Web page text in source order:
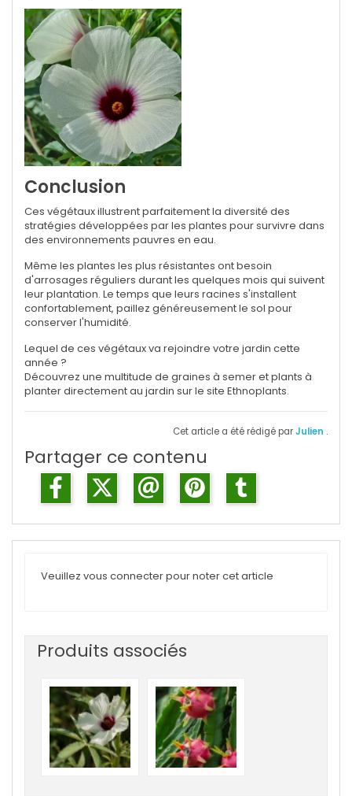
Conclusion
Ces végétaux illustrent parfaitement la diversité des
stratégies développées par les plantes pour survivre dans
des environnements pauvres en eau.
Même les plantes les plus résistantes ont besoin
d'arrosages réguliers durant les quelques mois qui suivent
leur plantation. Le temps que leurs racines s'installent
confortablement, paillez généreusement le sol pour
conserver l'humidité.
Lequel de ces végétaux va rejoindre votre jardin cette
année ?
Découvrez une multitude de graines à semer et plants à
planter directement au jardin sur le site Ethnoplants.
Cet article a été rédigé parJulien .
Partager ce contenu
Veuillez vous connecter pour noter cet article
Produits associés